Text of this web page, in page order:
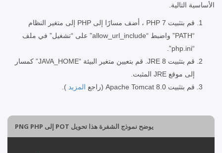
الأساسية التالية.
قم بتثبيت PHP 7 ، أضف مسارًا إلى PHP إلى متغير النظام
“PATH” واضبط “allow_url_include” على “تشغيل” في ملف
“php.ini”.
قم بتثبيت JRE 8. قم بتعيين متغير البيئة “JAVA_HOME” كمسار
إلى موقع JRE المثبت.
قم بتثبيت Apache Tomcat 8.0 (راجع
المزيد ).
يوضح نموذج الشفرة هذا تحويل POT إلى PNG PHP